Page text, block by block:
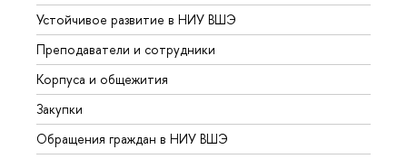
Устойчивое развитие в НИУ ВШЭ
Преподаватели и сотрудники
Корпуса и общежития
Закупки
Обращения граждан в НИУ ВШЭ